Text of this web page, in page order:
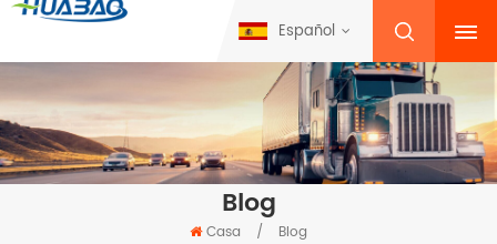
Español
Blog
Casa / Blog